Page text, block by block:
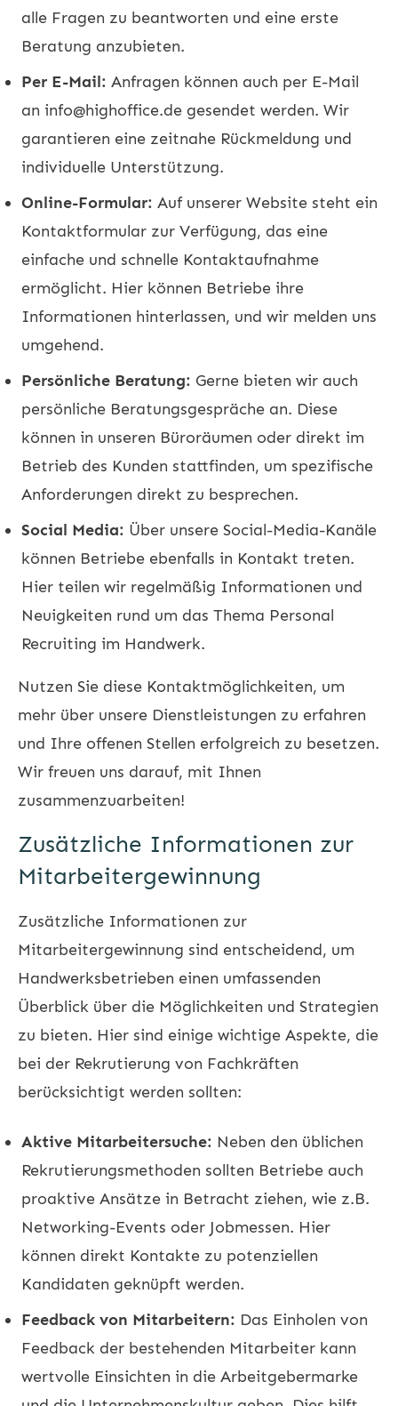
alle Fragen zu beantworten und eine erste
Beratung anzubieten.
Per E-Mail: Anfragen können auch per E-Mail
an info@highoffice.de gesendet werden. Wir
garantieren eine zeitnahe Rückmeldung und
individuelle Unterstützung.
Online-Formular: Auf unserer Website steht ein
Kontaktformular zur Verfügung, das eine
einfache und schnelle Kontaktaufnahme
ermöglicht. Hier können Betriebe ihre
Informationen hinterlassen, und wir melden uns
umgehend.
Persönliche Beratung: Gerne bieten wir auch
persönliche Beratungsgespräche an. Diese
können in unseren Büroräumen oder direkt im
Betrieb des Kunden stattfinden, um spezifische
Anforderungen direkt zu besprechen.
Social Media: Über unsere Social-Media-Kanäle
können Betriebe ebenfalls in Kontakt treten.
Hier teilen wir regelmäßig Informationen und
Neuigkeiten rund um das Thema Personal
Recruiting im Handwerk.
Nutzen Sie diese Kontaktmöglichkeiten, um
mehr über unsere Dienstleistungen zu erfahren
und Ihre offenen Stellen erfolgreich zu besetzen.
Wir freuen uns darauf, mit Ihnen
zusammenzuarbeiten!
Zusätzliche Informationen zur
Mitarbeitergewinnung
Zusätzliche Informationen zur
Mitarbeitergewinnung sind entscheidend, um
Handwerksbetrieben einen umfassenden
Überblick über die Möglichkeiten und Strategien
zu bieten. Hier sind einige wichtige Aspekte, die
bei der Rekrutierung von Fachkräften
berücksichtigt werden sollten:
Aktive Mitarbeitersuche: Neben den üblichen
Rekrutierungsmethoden sollten Betriebe auch
proaktive Ansätze in Betracht ziehen, wie z.B.
Networking-Events oder Jobmessen. Hier
können direkt Kontakte zu potenziellen
Kandidaten geknüpft werden.
Feedback von Mitarbeitern: Das Einholen von
Feedback der bestehenden Mitarbeiter kann
wertvolle Einsichten in die Arbeitgebermarke